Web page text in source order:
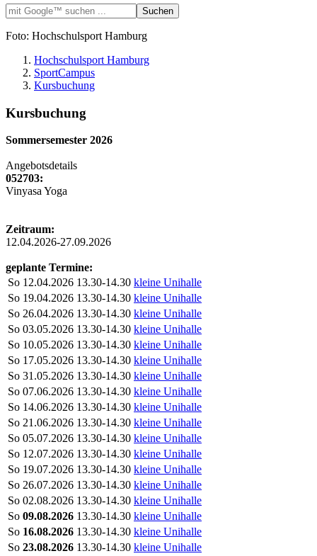
Foto: Hochschulsport Hamburg
Hochschulsport Hamburg
SportCampus
Kursbuchung
Kursbuchung
Sommersemester 2026
Angebotsdetails
052703:
Vinyasa Yoga
Zeitraum:
12.04.2026-27.09.2026
geplante Termine:
So 12.04.2026 13.30-14.30 kleine Unihalle
So 19.04.2026 13.30-14.30 kleine Unihalle
So 26.04.2026 13.30-14.30 kleine Unihalle
So 03.05.2026 13.30-14.30 kleine Unihalle
So 10.05.2026 13.30-14.30 kleine Unihalle
So 17.05.2026 13.30-14.30 kleine Unihalle
So 31.05.2026 13.30-14.30 kleine Unihalle
So 07.06.2026 13.30-14.30 kleine Unihalle
So 14.06.2026 13.30-14.30 kleine Unihalle
So 21.06.2026 13.30-14.30 kleine Unihalle
So 05.07.2026 13.30-14.30 kleine Unihalle
So 12.07.2026 13.30-14.30 kleine Unihalle
So 19.07.2026 13.30-14.30 kleine Unihalle
So 26.07.2026 13.30-14.30 kleine Unihalle
So 02.08.2026 13.30-14.30 kleine Unihalle
So 09.08.2026 13.30-14.30 kleine Unihalle
So 16.08.2026 13.30-14.30 kleine Unihalle
So 23.08.2026 13.30-14.30 kleine Unihalle